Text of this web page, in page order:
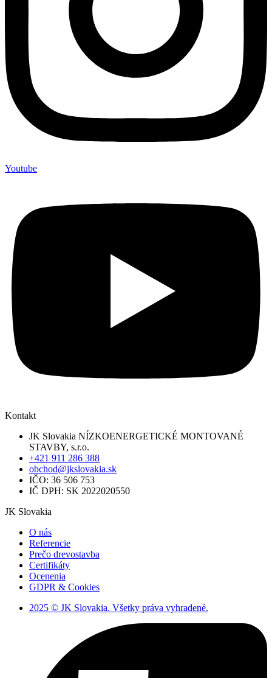
Youtube
Kontakt
JK Slovakia NÍZKOENERGETICKÉ MONTOVANÉ
STAVBY, s.r.o.
+421 911 286 388
obchod@jkslovakia.sk
IČO: 36 506 753
IČ DPH: SK 2022020550
JK Slovakia
O nás
Referencie
Prečo drevostavba
Certifikáty
Ocenenia
GDPR & Cookies
2025 © JK Slovakia. Všetky práva vyhradené.